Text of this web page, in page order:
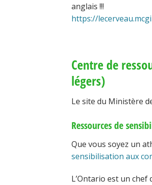
anglais !!!
https://
Centre de
légers)
Le site du Ministère
Ressources de
Que vous soyez un
sensibilisation aux
L’Ontario est un chef